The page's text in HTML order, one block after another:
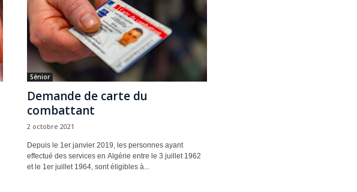
Sénior
Demande de carte du
combattant
2 octobre 2021
Depuis le 1er janvier 2019, les personnes ayant
effectué des services en Algérie entre le 3 juillet 1962
et le 1er juillet 1964, sont éligibles à...